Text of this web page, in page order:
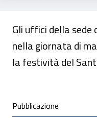
Gli uffici della sede
nella giornata di
la festività del
Condivisione
Pubblicazione